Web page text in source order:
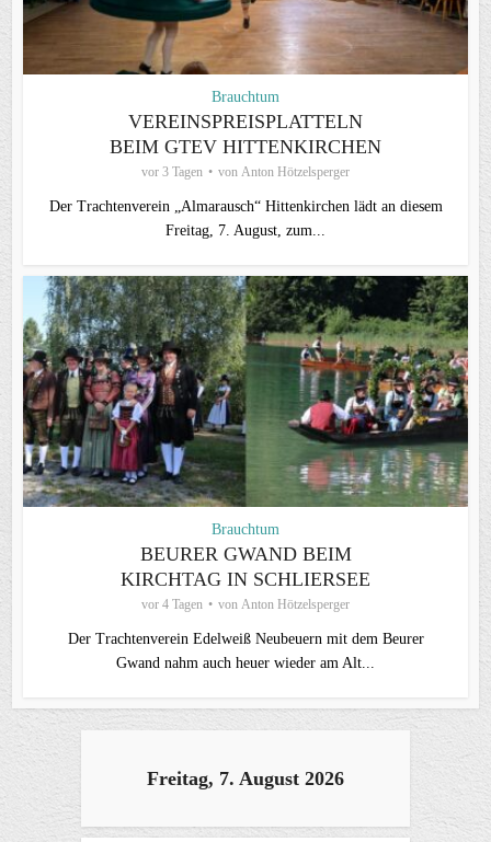
Brauchtum
VEREINSPREISPLATTELN
BEIM GTEV HITTENKIRCHEN
vor 3 Tagen von Anton Hötzelsperger
Der Trachtenverein „Almarausch“ Hittenkirchen lädt an diesem
Freitag, 7. August, zum...
Brauchtum
BEURER GWAND BEIM
KIRCHTAG IN SCHLIERSEE
vor 4 Tagen von Anton Hötzelsperger
Der Trachtenverein Edelweiß Neubeuern mit dem Beurer
Gwand nahm auch heuer wieder am Alt...
Freitag, 7. August 2026